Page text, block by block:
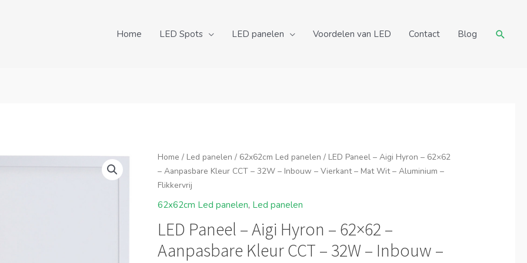
Home LED Spots LED panelen Voordelen van LED Contact Blog
Home / Led panelen / 62x62cm Led panelen / LED Paneel – Aigi Hyron – 62×62
– Aanpasbare Kleur CCT – 32W – Inbouw – Vierkant – Mat Wit – Aluminium –
Flikkervrij
62x62cm Led panelen, Led panelen
LED Paneel – Aigi Hyron – 62×62 –
Aanpasbare Kleur CCT – 32W – Inbouw –